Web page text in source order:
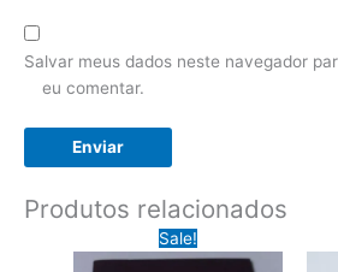
Salvar meus dados neste navegador
eu comentar.
Produtos relacionados
Sale!